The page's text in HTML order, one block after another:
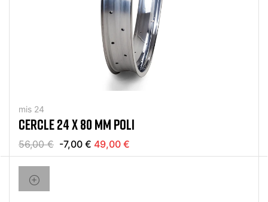
mis 24
CERCLE 24 X 80 MM POLI
56,00 € -7,00 € 49,00 €